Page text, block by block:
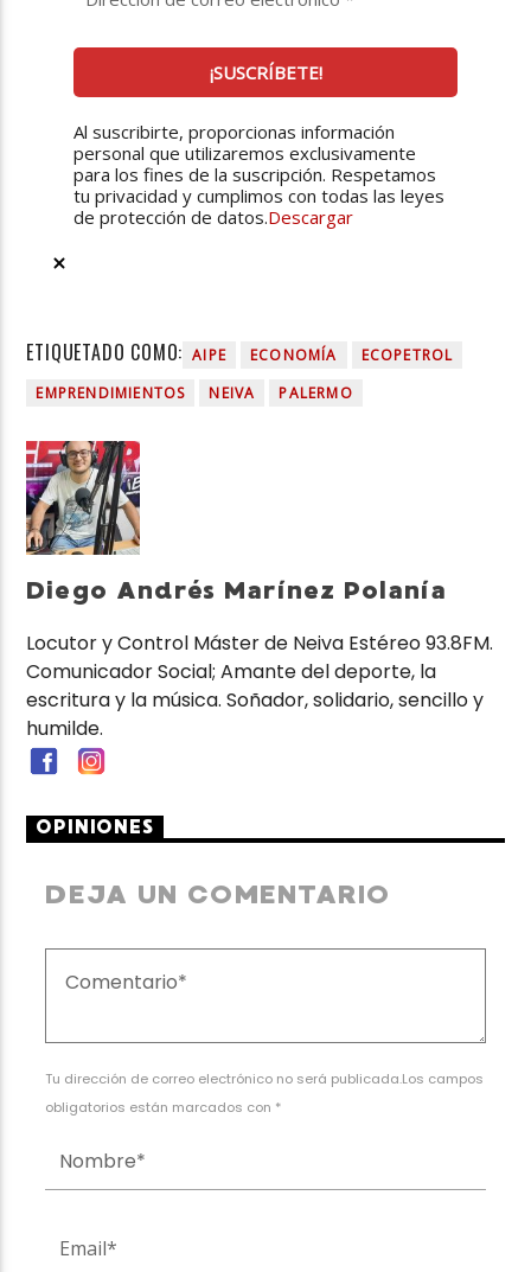
Al suscribirte, proporcionas información
personal que utilizaremos exclusivamente
para los fines de la suscripción. Respetamos
tu privacidad y cumplimos con todas las leyes
de protección de datos.Descargar
ETIQUETADO COMO: AIPE ECONOMÍA
ECOPETROL
EMPRENDIMIENTOS
NEIVA PALERMO
Diego Andrés Marínez Polanía
Locutor y Control Máster de Neiva Estéreo 93.8FM.
Comunicador Social; Amante del deporte, la
escritura y la música. Soñador, solidario, sencillo y
humilde.
OPINIONES
DEJA UN COMENTARIO
Tu dirección de correo electrónico no será publicada.Los campos
obligatorios están marcados con *